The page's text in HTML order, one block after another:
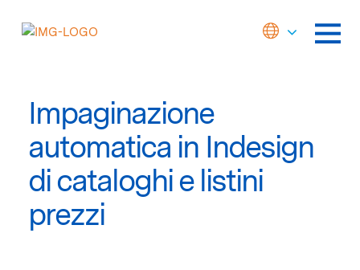
Impaginazione
automatica in Indesign
di cataloghi e listini
prezzi